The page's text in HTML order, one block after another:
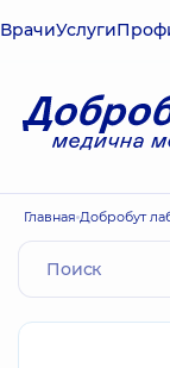
ВрачиУслуги
Главная Добробут